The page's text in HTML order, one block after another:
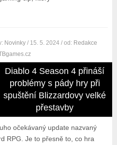
Novinky / 15. 5. 2024 / od: Redakce
Diablo 4 Season 4 přináší
problémy s pády hry při
spuštění Blizzardovy velké
přestavby
očekávaný update nazvaný
RPG. Je to přesně to, co hra